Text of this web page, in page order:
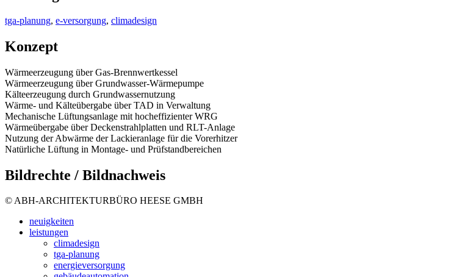
tga-planung, e-versorgung, climadesign
Konzept
Wärmeerzeugung über Gas-Brennwertkessel
Wärmeerzeugung über Grundwasser-Wärmepumpe
Kälteerzeugung durch Grundwassernutzung
Wärme- und Kälteübergabe über TAD in Verwaltung
Mechanische Lüftungsanlage mit hocheffizienter WRG
Wärmeübergabe über Deckenstrahlplatten und RLT-Anlage
Nutzung der Abwärme der Lackieranlage für die Vorerhitzer
Natürliche Lüftung in Montage- und Prüfstandbereichen
Bildrechte / Bildnachweis
© ABH-ARCHITEKTURBÜRO HEESE GMBH
neuigkeiten
leistungen
climadesign
tga-planung
energieversorgung